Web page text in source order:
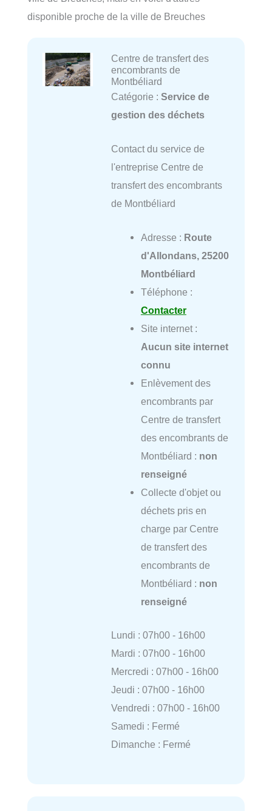
disponible proche de la ville de Breuches
Centre de transfert des
encombrants de
Montbéliard
Catégorie : Service de
gestion des déchets
Contact du service de
l'entreprise Centre de
transfert des encombrants
de Montbéliard
Adresse : Route
d'Allondans, 25200
Montbéliard
Téléphone :
Contacter
Site internet :
Aucun site internet
connu
Enlèvement des
encombrants par
Centre de transfert
des encombrants de
Montbéliard : non
renseigné
Collecte d'objet ou
déchets pris en
charge par Centre
de transfert des
encombrants de
Montbéliard : non
renseigné
Lundi : 07h00 - 16h00
Mardi : 07h00 - 16h00
Mercredi : 07h00 - 16h00
Jeudi : 07h00 - 16h00
Vendredi : 07h00 - 16h00
Samedi : Fermé
Dimanche : Fermé